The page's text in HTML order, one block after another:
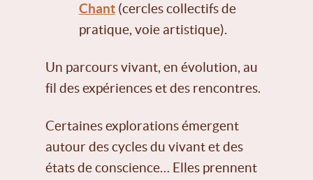
Chant(cercles collectifs de
pratique, voie artistique).
Un parcours vivant, en évolution, au
fil des expériences et des rencontres.
Certaines explorations émergent
autour des cycles du vivant et des
états de conscience… Elles prennent